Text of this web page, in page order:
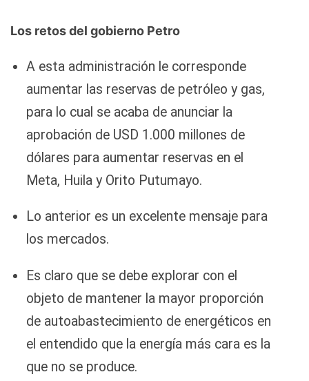
Los retos del gobierno Petro
A esta administración le corresponde
aumentar las reservas de petróleo y gas,
para lo cual se acaba de anunciar la
aprobación de USD 1.000 millones de
dólares para aumentar reservas en el
Meta, Huila y Orito Putumayo.
Lo anterior es un excelente mensaje para
los mercados.
Es claro que se debe explorar con el
objeto de mantener la mayor proporción
de autoabastecimiento de energéticos en
el entendido que la energía más cara es la
que no se produce.